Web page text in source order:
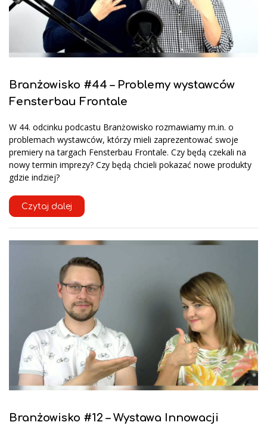
Branżowisko #44 – Problemy wystawców
Fensterbau Frontale
W 44. odcinku podcastu Branżowisko rozmawiamy m.in. o
problemach wystawców, którzy mieli zaprezentować swoje
premiery na targach Fensterbau Frontale. Czy będą czekali na
nowy termin imprezy? Czy będą chcieli pokazać nowe produkty
gdzie indziej?
Czytaj dalej
Branżowisko #12 – Wystawa Innowacji